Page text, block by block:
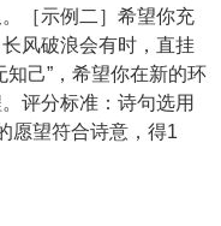
［示例二］希望你充
风破浪会有时，直挂
己”，希望你在新的环
评分标准：诗句选用
愿望符合诗意，得1